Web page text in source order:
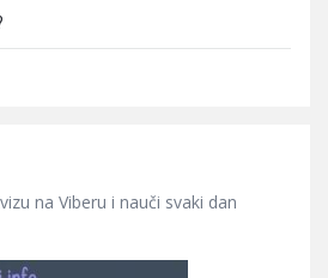
na Viberu i nauči svaki dan